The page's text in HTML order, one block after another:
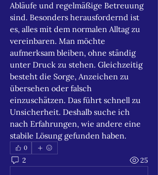
Abläufe und regelmäßige Betreuung
sind. Besonders herausfordernd ist
es, alles mit dem normalen Alltag zu
vereinbaren. Man möchte
aufmerksam bleiben, ohne ständig
unter Druck zu stehen. Gleichzeitig
besteht die Sorge, Anzeichen zu
übersehen oder falsch
einzuschätzen. Das führt schnell zu
Unsicherheit. Deshalb suche ich
nach Erfahrungen, wie andere eine
stabile Lösung gefunden haben.
0
2 25